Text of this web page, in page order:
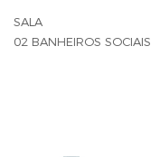
SALA
02 BANHEIROS SOCIAIS